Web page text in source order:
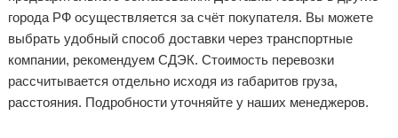
города РФ осуществляется за счёт покупателя. Вы можете
выбрать удобный способ доставки через транспортные
компании, рекомендуем СДЭК. Стоимость перевозки
рассчитывается отдельно исходя из габаритов груза,
расстояния. Подробности уточняйте у наших менеджеров.